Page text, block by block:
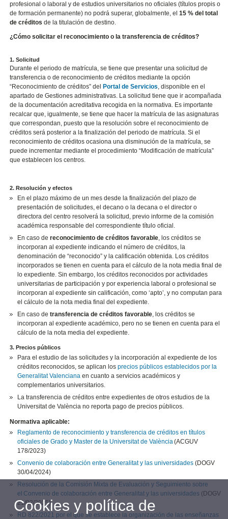
profesional o laboral y de estudios universitarios no oficiales (títulos propis o
de formación permanente) no podrá superar, globalmente, el15 % del total
de créditos de la titulación de destino.
¿Cómo solicitar el reconocimiento o la transferencia de créditos?
1. Solicitud
Durante el periodo de matrícula, se tiene que presentar una solicitud de
transferencia o de reconocimiento de créditos mediante la opción
“Reconocimiento de créditos” del
Portal de Servicios, disponible en el
apartado de Gestiones administrativas. La solicitud tiene que ir acompañada
de la documentación acreditativa recogida en la normativa. Es importante
recalcar que, igualmente, se tiene que hacer la matrícula de las asignaturas
que correspondan, puesto que la resolución sobre el reconocimiento de
créditos será posterior a la finalización del periodo de matrícula. Si el
reconocimiento de créditos ocasiona una disminución de la matrícula, se
puede incrementar mediante el procedimiento “Modificación de matrícula”
que establecen los centros.
2. Resolución y efectos
En el plazo máximo de un mes desde la finalización del plazo de
presentación de solicitudes, el decano o la decana o el director o
directora del centro resolverá la solicitud, previo informe de la comisión
académica responsable del correspondiente título oficial.
En caso dereconocimiento de créditos favorable, los créditos se
incorporan al expediente indicando el número de créditos, la
denominación de “reconocido” y la calificación obtenida. Los créditos
incorporados se tienen en cuenta para el cálculo de la nota media final de
lo expediente. Sin embargo, los créditos reconocidos por actividades
universitarias de participación y por experiencia laboral o profesional se
incorporan al expediente sin calificación, como ‘apto’, y no computan para
el cálculo de la nota media final del expediente.
En caso detransferencia de créditos favorable, los créditos se
incorporan al expediente académico, pero no se tienen en cuenta para el
cálculo de la nota media del expediente.
3. Precios públicos
Para el estudio de las solicitudes y la incorporación al expediente de los
créditos reconocidos, se aplican losprecios públicos establecidos por la
Generalitat Valenciana en cuanto a servicios académicos y
complementarios universitarios.
La transferencia de créditos entre expedientes de otros estudios de la
Universitat de València no reporta pago de precios públicos.
Normativa aplicable:
Reglamento de reconocimiento y transferencia de créditos en títulos
oficiales de Grado y Master de la Universitat de València(ACGUV
178/2023)
Convenio de colaboración entre Generalitat y las universidades (DOGV
30/04/2024)
Resolución de la Comisión Mixta de Evaluación y Seguimiento sobre
el Convenio de colaboración entre Generalitat y las universidades (DOGV
21/02/2025)
RD 822/2021 por el que se establece la organización de las enseñanzas
Cookies y política de